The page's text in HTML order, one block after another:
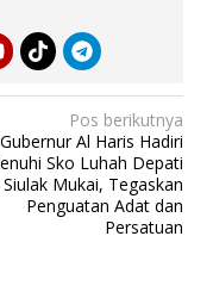
Pos berikutnya
Gubernur Al Haris Hadiri
Sko Luhah Depati
Mukai, Tegaskan
Penguatan Adat dan
Persatuan